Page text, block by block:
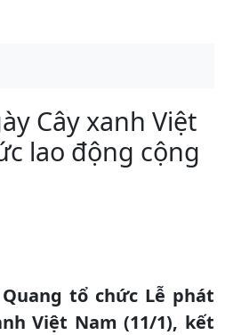
Cây xanh Việt
lao động cộng
Quang tổ chức Lễ phát
Việt Nam (11/1), kết